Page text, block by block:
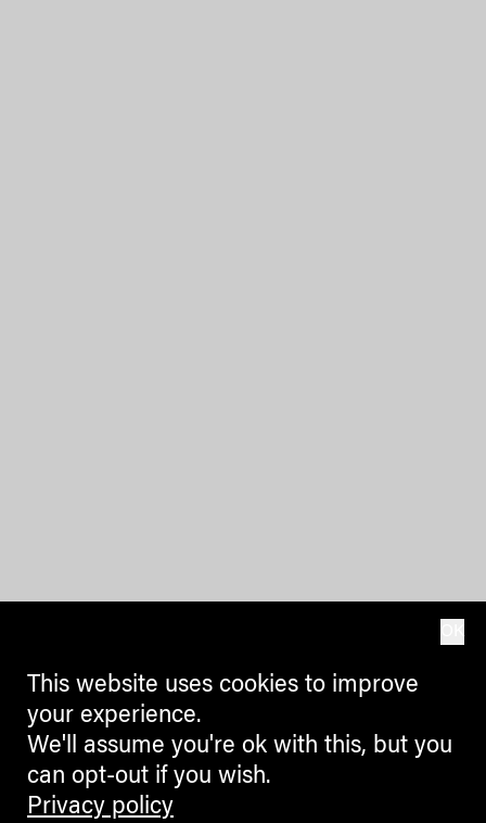
This website uses cookies to improve
your experience.
We'll assume you're ok with this, but you
can opt-out if you wish.
Privacy policy